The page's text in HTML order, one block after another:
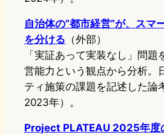
自治体の”都市経営”が、スマ
を分ける （外部）
「実証あって実装なし」問題
営能力という観点から分析。
ティ施策の課題を記述した論
2023年）。
Project PLATEAU 2025年度